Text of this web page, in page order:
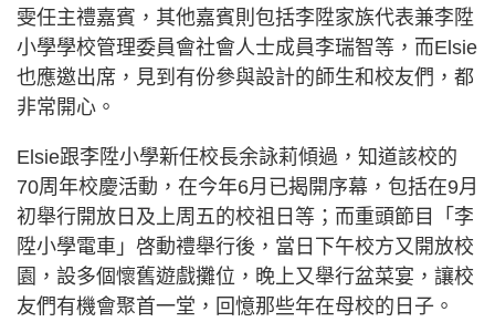
雯任主禮嘉賓，其他嘉賓則包括李陞家族代表兼李陞
小學學校管理委員會社會人士成員李瑞智等，而Elsie
也應邀出席，見到有份參與設計的師生和校友們，都
非常開心。
Elsie跟李陞小學新任校長余詠莉傾過，知道該校的
70周年校慶活動，在今年6月已揭開序幕，包括在9月
初舉行開放日及上周五的校祖日等；而重頭節目「李
陞小學電車」啓動禮舉行後，當日下午校方又開放校
園，設多個懷舊遊戲攤位，晚上又舉行盆菜宴，讓校
友們有機會聚首一堂，回憶那些年在母校的日子。